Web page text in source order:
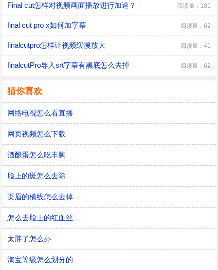
Final cut怎样对视频画面播放进行加速？ 阅读量：181
final cut pro x如何加字幕 阅读量：62
finalcutpro怎样让视频缓慢放大 阅读量：41
finalcutPro导入srt字幕有黑底怎么去掉 阅读量：62
猜你喜欢
网络电视怎么看直播
网页视频怎么下载
酒酿蛋怎么吃丰胸
脸上的斑怎么去除
页眉的横线怎么去掉
怎么去脸上的红血丝
太胖了怎么办
淘宝等级怎么划分的